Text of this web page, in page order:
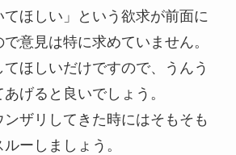
ほしい」という欲求が前面に
意見は特に求めていません。
ほしいだけですので、うんう
げると良いでしょう。
ザリしてきた時にはそもそも
ーしましょう。